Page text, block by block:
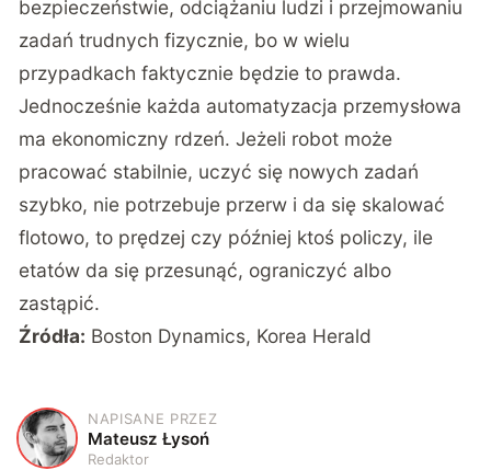
bezpieczeństwie, odciążaniu ludzi i przejmowaniu
zadań trudnych fizycznie, bo w wielu
przypadkach faktycznie będzie to prawda.
Jednocześnie każda automatyzacja przemysłowa
ma ekonomiczny rdzeń. Jeżeli robot może
pracować stabilnie, uczyć się nowych zadań
szybko, nie potrzebuje przerw i da się skalować
flotowo, to prędzej czy później ktoś policzy, ile
etatów da się przesunąć, ograniczyć albo
zastąpić.
Źródła: Boston Dynamics, Korea Herald
M
NAPISANE PRZEZ
Mateusz Łysoń
Redaktor